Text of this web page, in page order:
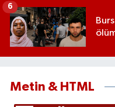
6
Metin & HTML